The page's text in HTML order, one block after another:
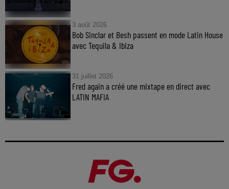
3 août 2026
Bob Sinclar et Besh passent en mode Latin House
avec Tequila & Ibiza
31 juillet 2026
Fred again a créé une mixtape en direct avec
LATIN MAFIA